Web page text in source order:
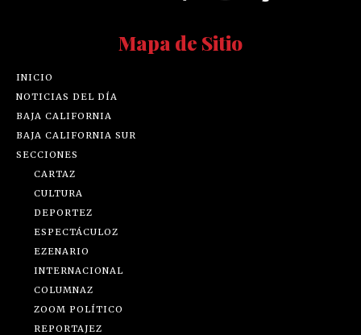
Mapa de Sitio
INICIO
NOTICIAS DEL DÍA
BAJA CALIFORNIA
BAJA CALIFORNIA SUR
SECCIONES
CARTAZ
CULTURA
DEPORTEZ
ESPECTÁCULOZ
EZENARIO
INTERNACIONAL
COLUMNAZ
ZOOM POLÍTICO
REPORTAJEZ